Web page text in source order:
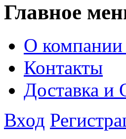
Главное
О
Контакты
Доставка и
Вход